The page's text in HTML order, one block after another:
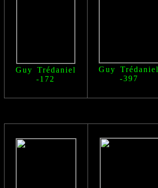
Guy Trédaniel
-172
Guy Trédaniel
-397